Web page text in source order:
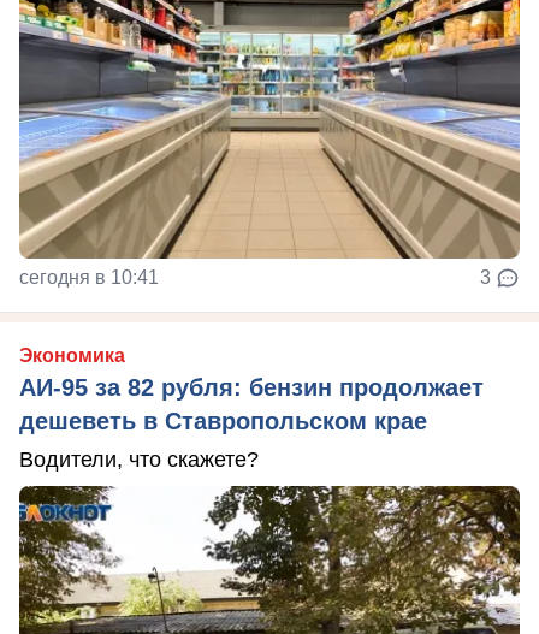
сегодня в 10:41 3
Экономика
АИ-95 за 82 рубля: бензин продолжает
дешеветь в Ставропольском крае
Водители, что скажете?